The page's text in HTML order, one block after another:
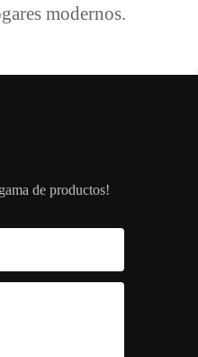
modernos.
de productos!